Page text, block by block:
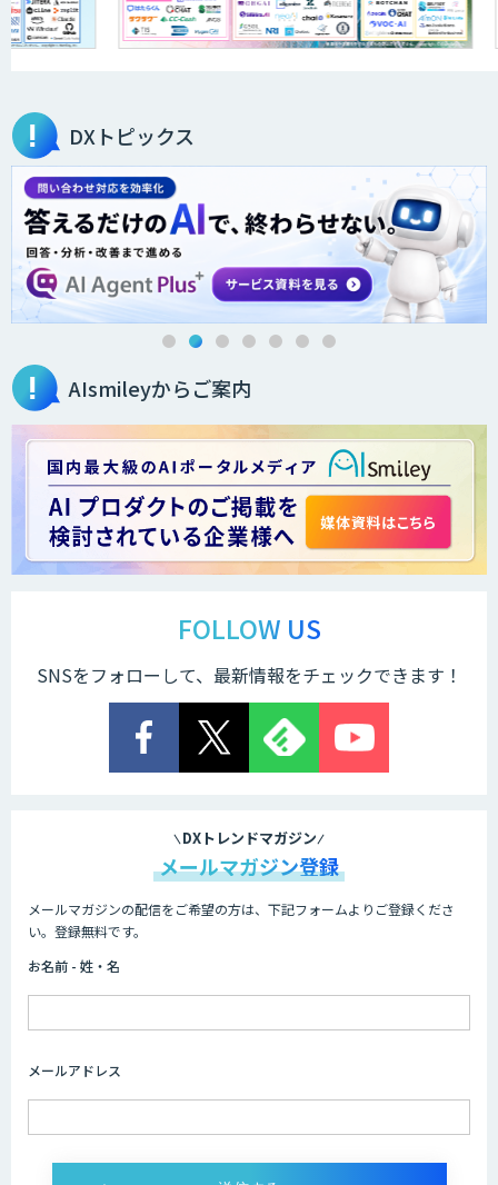
DXトピックス
AIsmileyからご案内
FOLLOW US
SNSをフォローして、最新情報をチェックできます！
DXトレンドマガジン
メールマガジン登録
メールマガジンの配信をご希望の方は、下記フォームよりご登録くださ
い。登録無料です。
お名前 - 姓・名
メールアドレス